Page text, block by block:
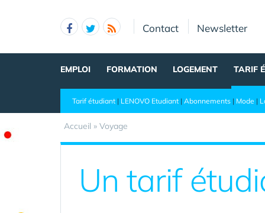
Contact Newsletter
EMPLOI FORMATION LOGEMENT TARIF
Tarif étudiant | LENOVO Etudiant | Abonnements | Mode |
Accueil » Voyage
Un tarif